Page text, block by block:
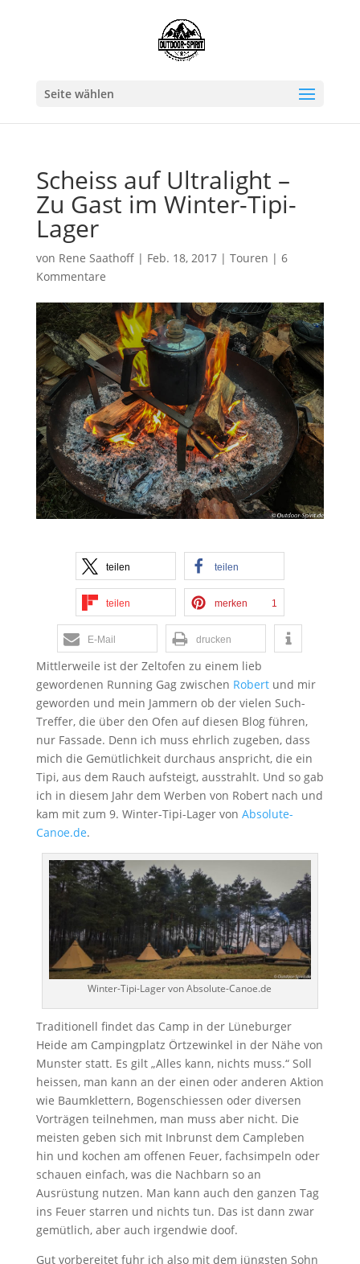
Seite wählen
Scheiss auf Ultralight –
Zu Gast im Winter-Tipi-
Lager
von Rene Saathoff| Feb. 18, 2017| Touren | 6
Kommentare
teilen teilen
teilen merken 1
E-Mail drucken
Mittlerweile ist der Zeltofen zu einem lieb
gewordenen Running Gag zwischen Robertund mir
geworden und mein Jammern ob der vielen Such-
Treffer, die über den Ofen auf diesen Blog führen,
nur Fassade. Denn ich muss ehrlich zugeben, dass
mich die Gemütlichkeit durchaus anspricht, die ein
Tipi, aus dem Rauch aufsteigt, ausstrahlt. Und so gab
ich in diesem Jahr dem Werben von Robert nach und
kam mit zum 9. Winter-Tipi-Lager von Absolute-
Canoe.de.
Winter-Tipi-Lager von Absolute-Canoe.de
Traditionell findet das Camp in der Lüneburger
Heide am Campingplatz Örtzewinkel in der Nähe von
Munster statt. Es gilt „Alles kann, nichts muss.“ Soll
heissen, man kann an der einen oder anderen Aktion
wie Baumklettern, Bogenschiessen oder diversen
Vorträgen teilnehmen, man muss aber nicht. Die
meisten geben sich mit Inbrunst dem Campleben
hin und kochen am offenen Feuer, fachsimpeln oder
schauen einfach, was die Nachbarn so an
Ausrüstung nutzen. Man kann auch den ganzen Tag
ins Feuer starren und nichts tun. Das ist dann zwar
gemütlich, aber auch irgendwie doof.
Gut vorbereitet fuhr ich also mit dem jüngsten Sohn